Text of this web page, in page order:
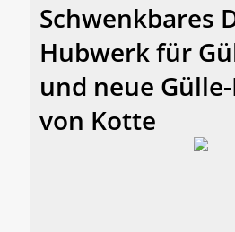
Schwenkbares
Hubwerk für
und neue
von Kotte